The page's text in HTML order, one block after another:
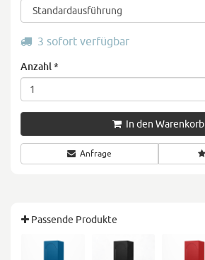
3 sofort verfügbar
Anzahl *
In den Warenkorb
Anfrage
Passende Produkte